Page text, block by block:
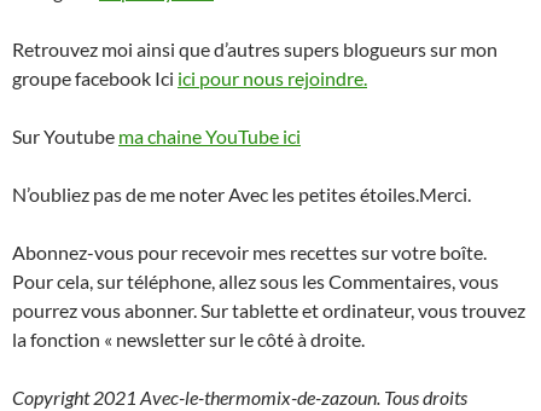
Retrouvez moi ainsi que d’autres supers blogueurs sur mon
groupe facebook Ici ici pour nous rejoindre.
Sur Youtube ma chaine YouTube ici
N’oubliez pas de me noter Avec les petites étoiles.Merci.
Abonnez-vous pour recevoir mes recettes sur votre boîte.
Pour cela, sur téléphone, allez sous les Commentaires, vous
pourrez vous abonner. Sur tablette et ordinateur, vous trouvez
la fonction « newsletter sur le côté à droite.
Copyright 2021 Avec-le-thermomix-de-zazoun. Tous droits